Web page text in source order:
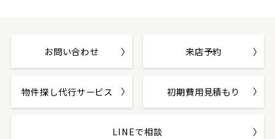
お問い合わせ 来店予約
物件探し代行サービス 初期費用見積もり
LINEで相談